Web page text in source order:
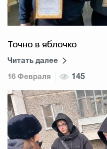
Точно в яблочко
Читать далее
16 Февраля 145